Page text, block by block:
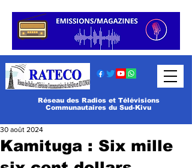
Réseau des Radios et Télévisions
Communautaires du Sud-Kivu
Kamituga : Six mille
30 août 2024